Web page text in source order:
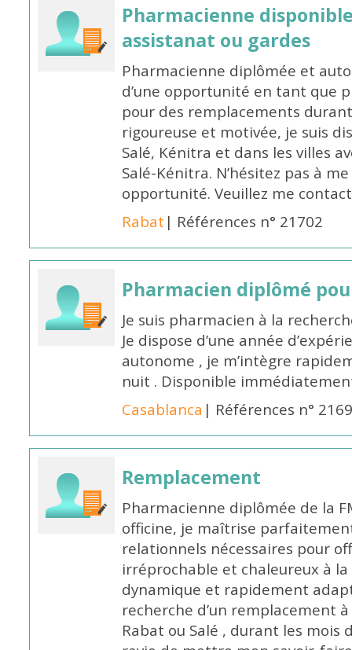
Pharmacienne
assistanat ou gardes
Pharmacienne diplômée et
d’une opportunité en tant que
pour des remplacements
rigoureuse et motivée, je suis
Salé, Kénitra et dans les villes
Salé-Kénitra. N’hésitez pas à
opportunité. Veuillez me
Rabat | Références n° 21702
Pharmacien diplômé
Je suis pharmacien à la
Je dispose d’une année
autonome , je m’intègre
nuit . Disponible
Casablanca | Références n°
Remplacement
Pharmacienne diplômée de la
officine, je maîtrise
relationnels nécessaires pour
irréprochable et chaleureux à
dynamique et rapidement
recherche d’un remplacement
Rabat ou Salé , durant les mois